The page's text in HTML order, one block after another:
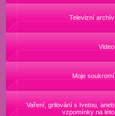
Televizní archív
Video
Moje soukromí
Vaření, grilování s Ivetou, aneb
vzpomínky na léto